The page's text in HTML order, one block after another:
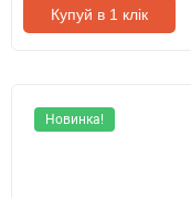
Купуй в 1 клік
Новинка!